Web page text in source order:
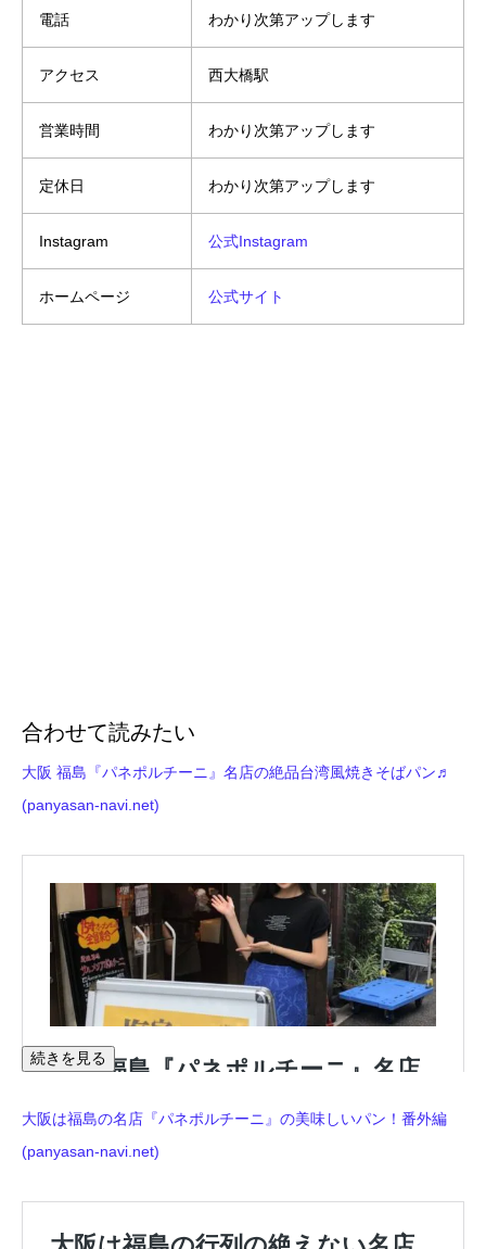
電話 わかり次第アップします
アクセス 西大橋駅
営業時間 わかり次第アップします
定休日 わかり次第アップします
Instagram 公式Instagram
ホームページ 公式サイト
合わせて読みたい
大阪 福島『パネポルチーニ』名店の絶品台湾風焼きそばパン♬
(panyasan-navi.net)
続きを見る
大阪は福島の名店『パネポルチーニ』の美味しいパン！番外編
(panyasan-navi.net)